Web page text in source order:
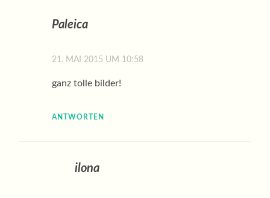
Paleica
21. MAI 2015 UM 10:58
ganz tolle bilder!
ANTWORTEN
ilona